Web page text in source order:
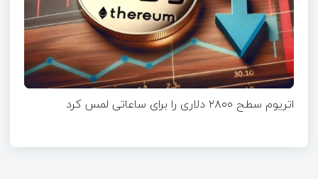
اتریوم سطح ۲۸۰۰ دلاری را برای ساعاتی لمس کرد